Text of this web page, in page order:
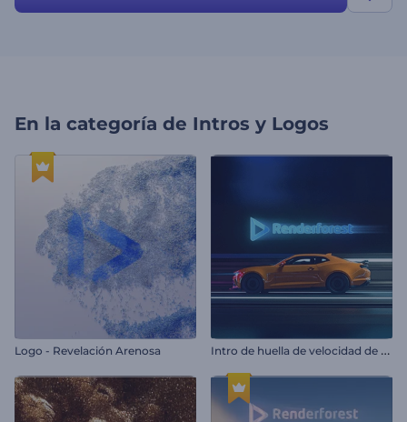
En la categoría de Intros y Logos
Logo - Revelación Arenosa I
ntro de huella de velocidad de automóvil